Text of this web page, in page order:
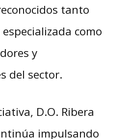
tanto
como
y
del sector.
D.O. Ribera
impulsando